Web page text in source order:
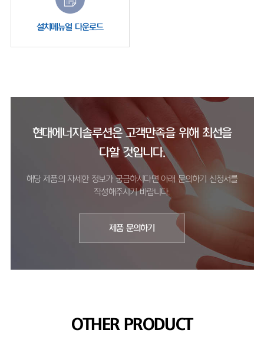
설치메뉴얼 다운로드
현대에너지솔루션은 고객만족을 위해 최선을
다할 것입니다.
해당 제품의 자세한 정보가 궁금하시다면 아래 문의하기 신청서를
작성해주시기 바랍니다.
제품 문의하기
OTHER PRODUCT